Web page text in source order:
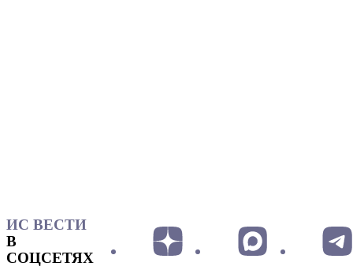
ИС ВЕСТИ
В
СОЦСЕТЯХ